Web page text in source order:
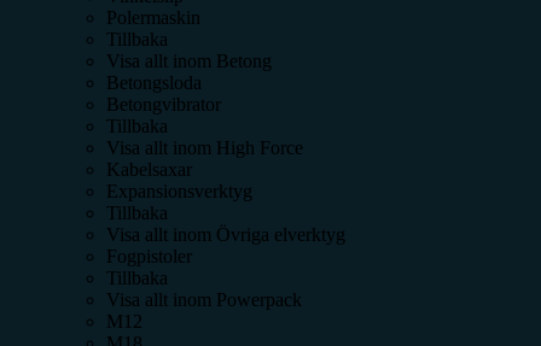
Polermaskin
Tillbaka
Visa allt inom Betong
Betongsloda
Betongvibrator
Tillbaka
Visa allt inom High Force
Kabelsaxar
Expansionsverktyg
Tillbaka
Visa allt inom Övriga elverktyg
Fogpistoler
Tillbaka
Visa allt inom Powerpack
M12